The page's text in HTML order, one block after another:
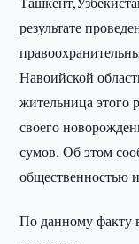
результате
Навоийской
жительница
своего
сумов. Об этом
По данному факту